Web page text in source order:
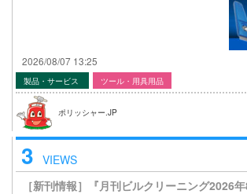
2026/08/07 13:25
製品・サービス ツール・用具用品
ポリッシャー.JP
3 VIEWS
［新刊情報］『月刊ビルクリーニング2026